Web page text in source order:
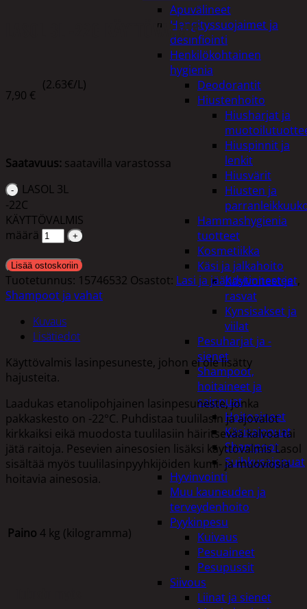
Apuvälineet
Hengityssuojaimet ja
desinfiointi
Henkilökohtainen
hygienia
Deodorantit
Hiustenhoito
Hiusharjat ja
Hiuspinnit ja
lenkit
Hiusvärit
Hiusten ja
Hammashygienia
tuotteet
Kosmetiikka
Käsi ja jalkahoito
Käsivoiteet ja
rasvat
Kynsisakset ja
viilat
Pesuharjat ja -
sienet
Shampoot,
hoitaineet ja
saippuat
Hoitoaineet
Käsisaippuat
Shampoot
Suihkusaippuat
Hyvinvointi
Muu kauneuden ja
terveydenhoito
Pyykinpesu
Kuivaus
Pesuaineet
Pesupussit
Siivous
Liinat ja sienet
LASOL 3L -22C KÄYTTÖVALMIS
7,90 €
(2.63€/L)
Saatavuus: saatavilla varastossa
LASOL 3L
-22C
KÄYTTÖVALMIS
määrä
Lisää ostoskoriin
Tuotetunnus: 15746532 Osastot: Lasi ja jäähdytinnesteet,
Shampoot ja vahat
Kuvaus
Lisätiedot
Käyttövalmis lasinpesuneste, johon ei ole lisätty
hajusteita.
Laadukas etanolipohjainen lasinpesuneste, jonka
pakkaskesto on -22°C. Puhdistaa tuulilasin ja ajovalot
kirkkaiksi eikä muodosta tuulilasiin häiritsevää kalvoa tai
jätä raitoja. Pesevien ainesosien lisäksi käyttövalmis Lasol
sisältää myös tuulilasinpyyhkijöiden kumi- ja muoviosia
hoitavia ainesosia.
Paino 4 kg (kilogramma)